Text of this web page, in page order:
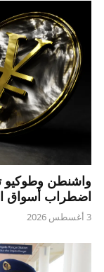
واشنطن وطوكيو
اضطراب أسواق
3 أغسطس 2026